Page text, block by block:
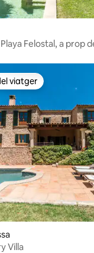
Felostal, a prop
viatger
viatger
Villa